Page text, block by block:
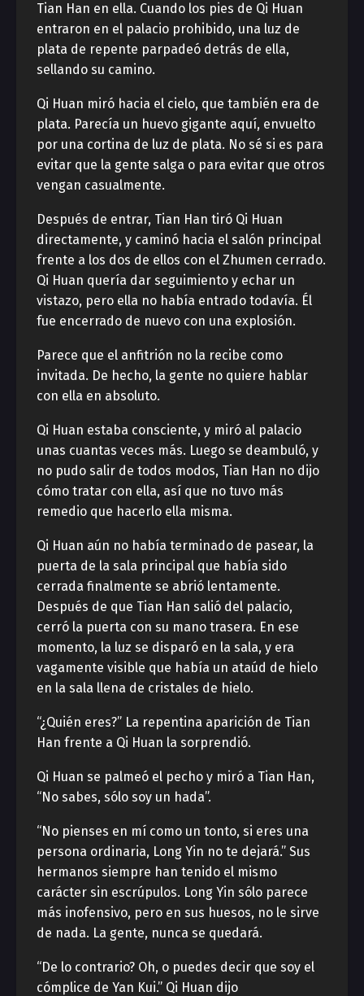
Tian Han en ella. Cuando los pies de Qi Huan
entraron en el palacio prohibido, una luz de
plata de repente parpadeó detrás de ella,
sellando su camino.
Qi Huan miró hacia el cielo, que también era de
plata. Parecía un huevo gigante aquí, envuelto
por una cortina de luz de plata. No sé si es para
evitar que la gente salga o para evitar que otros
vengan casualmente.
Después de entrar, Tian Han tiró Qi Huan
directamente, y caminó hacia el salón principal
frente a los dos de ellos con el Zhumen cerrado.
Qi Huan quería dar seguimiento y echar un
vistazo, pero ella no había entrado todavía. Él
fue encerrado de nuevo con una explosión.
Parece que el anfitrión no la recibe como
invitada. De hecho, la gente no quiere hablar
con ella en absoluto.
Qi Huan estaba consciente, y miró al palacio
unas cuantas veces más. Luego se deambuló, y
no pudo salir de todos modos, Tian Han no dijo
cómo tratar con ella, así que no tuvo más
remedio que hacerlo ella misma.
Qi Huan aún no había terminado de pasear, la
puerta de la sala principal que había sido
cerrada finalmente se abrió lentamente.
Después de que Tian Han salió del palacio,
cerró la puerta con su mano trasera. En ese
momento, la luz se disparó en la sala, y era
vagamente visible que había un ataúd de hielo
en la sala llena de cristales de hielo.
“¿Quién eres?” La repentina aparición de Tian
Han frente a Qi Huan la sorprendió.
Qi Huan se palmeó el pecho y miró a Tian Han,
“No sabes, sólo soy un hada”.
“No pienses en mí como un tonto, si eres una
persona ordinaria, Long Yin no te dejará.” Sus
hermanos siempre han tenido el mismo
carácter sin escrúpulos. Long Yin sólo parece
más inofensivo, pero en sus huesos, no le sirve
de nada. La gente, nunca se quedará.
“De lo contrario? Oh, o puedes decir que soy el
cómplice de Yan Kui.” Qi Huan dijo